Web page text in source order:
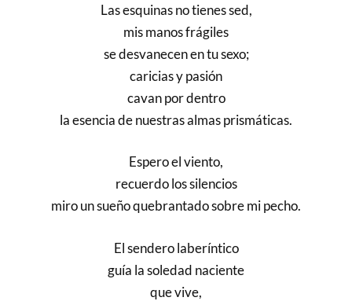
Las esquinas no tienes sed,
mis manos frágiles
se desvanecen en tu sexo;
caricias y pasión
cavan por dentro
la esencia de nuestras almas prismáticas.
Espero el viento,
recuerdo los silencios
miro un sueño quebrantado sobre mi pecho.
El sendero laberíntico
guía la soledad naciente
que vive,